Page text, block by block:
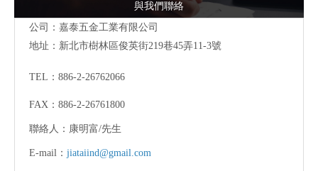
與我們聯絡
公司：嘉泰五金工業有限公司
地址： 新北市樹林區俊英街219巷45弄11-3號
TEL：886-2-26762066
FAX：886-2-26761800
聯絡人：康明富/先生
E-mail： jiataiind@gmail.com